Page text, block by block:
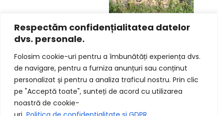
Respectăm confidențialitatea datelor
dvs. personale.
Folosim cookie-uri pentru a îmbunătăți experiența dvs.
de navigare, pentru a furniza anunțuri sau conținut
personalizat și pentru a analiza traficul nostru. Prin clic
pe "Acceptă toate", sunteți de acord cu utilizarea
noastră de cookie-